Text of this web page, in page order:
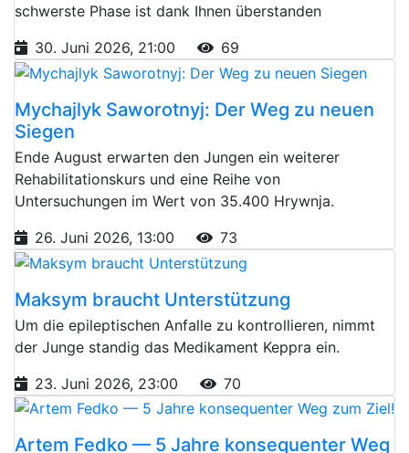
schwerste Phase ist dank Ihnen überstanden
30. Juni 2026, 21:00
69
Mychajlyk Saworotnyj: Der Weg zu neuen
Siegen
Ende August erwarten den Jungen ein weiterer
Rehabilitationskurs und eine Reihe von
Untersuchungen im Wert von 35.400 Hrywnja.
26. Juni 2026, 13:00
73
Maksym braucht Unterstützung
Um die epileptischen Anfalle zu kontrollieren, nimmt
der Junge standig das Medikament Keppra ein.
23. Juni 2026, 23:00
70
Artem Fedko — 5 Jahre konsequenter Weg